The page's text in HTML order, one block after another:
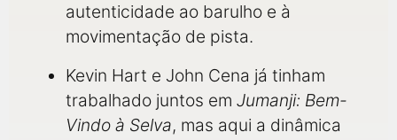
autenticidade ao barulho e à
movimentação de pista.
Kevin Hart e John Cena já tinham
trabalhado juntos em Jumanji: Bem-
Vindo à Selva, mas aqui a dinâmica